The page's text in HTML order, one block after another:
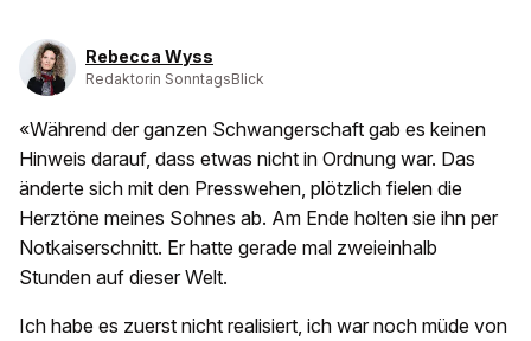
Rebecca Wyss
Redaktorin SonntagsBlick
«Während der ganzen Schwangerschaft gab es keinen
Hinweis darauf, dass etwas nicht in Ordnung war. Das
änderte sich mit den Presswehen, plötzlich fielen die
Herztöne meines Sohnes ab. Am Ende holten sie ihn per
Notkaiserschnitt. Er hatte gerade mal zweieinhalb
Stunden auf dieser Welt.
Ich habe es zuerst nicht realisiert, ich war noch müde von